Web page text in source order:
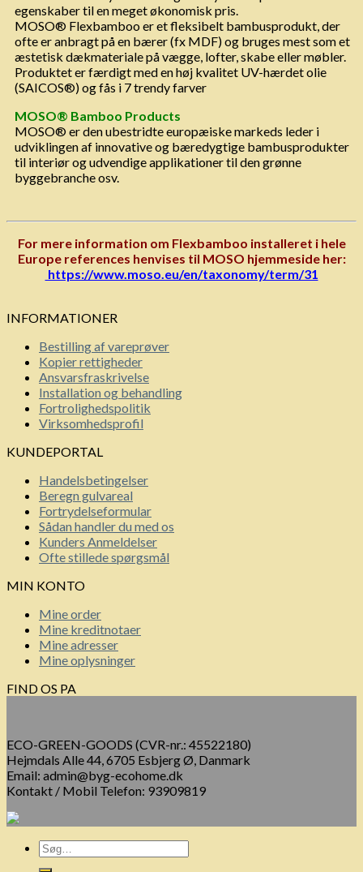
egenskaber til en meget økonomisk pris.
MOSO® Flexbamboo er et fleksibelt bambusprodukt, der
ofte er anbragt på en bærer (fx MDF) og bruges mest som et
æstetisk dækmateriale på vægge, lofter, skabe eller møbler.
Produktet er færdigt med en høj kvalitet UV-hærdet olie
(SAICOS®) og fås i 7 trendy farver
MOSO® Bamboo Products
MOSO® er den ubestridte europæiske markeds leder i
udviklingenaf innovative og bæredygtige bambusprodukter
til interiør ogudvendige applikationer til den grønne
byggebranche osv.
For mere information om Flexbamboo installeret i hele
Europe references henvises til MOSO hjemmeside her:
https://www.moso.eu/en/taxonomy/term/31
INFORMATIONER
Bestilling af vareprøver
Kopier rettigheder
Ansvarsfraskrivelse
Installation og behandling
Fortrolighedspolitik
Virksomhedsprofil
KUNDEPORTAL
Handelsbetingelser
Beregn gulvareal
Fortrydelseformular
Sådan handler du med os
Kunders Anmeldelser
Ofte stillede spørgsmål
MIN KONTO
Mine order
Mine kreditnotaer
Mine adresser
Mine oplysninger
FIND OS PA
ECO-GREEN-GOODS (CVR-nr.: 45522180)
Hejmdals Alle 44, 6705 Esbjerg Ø, Danmark
Email: admin@byg-ecohome.dk
Kontakt / Mobil Telefon: 93909819